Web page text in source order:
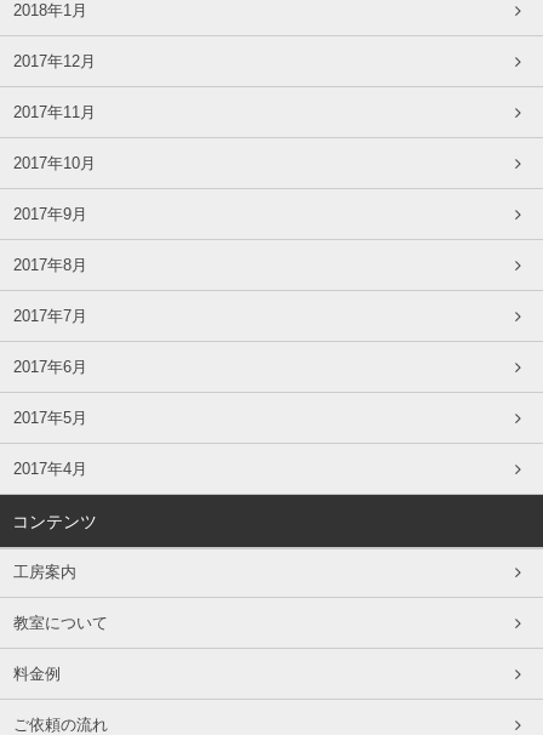
2018年1月
2017年12月
2017年11月
2017年10月
2017年9月
2017年8月
2017年7月
2017年6月
2017年5月
2017年4月
コンテンツ
工房案内
教室について
料金例
ご依頼の流れ